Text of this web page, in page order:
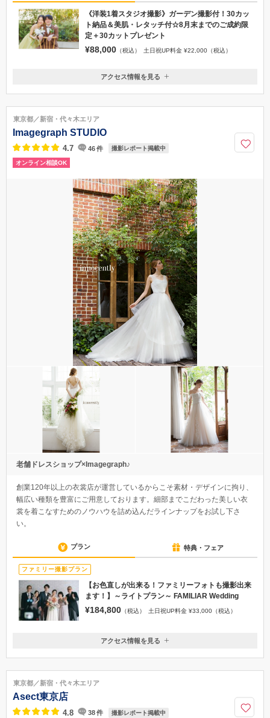
《洋装1着スタジオ撮影》ガーデン撮影付！30カッ
ト納品＆美肌・レタッチ付☆8月末までのご成約限
定＋30カットプレゼント
¥88,000 （税込） 土日祝UP料金 ¥22,000（税込）
東京都渋谷区恵比寿西2-10-10
恵比寿駅(2番出口) 徒歩4分 東急東横線 代官山駅(東口) 徒歩5分
050-1724-8585
アクセス情報を見る
東京都／新宿・代々木エリア
Imagegraph STUDIO
4.7 46件 撮影レポート掲載中
オンライン相談OK
老舗ドレスショップ×Imagegraph♪
創業120年以上の衣裳店が運営しているからこそ素材・デザインに拘り、
幅広い種類を豊富にご用意しております。細部までこだわった美しい衣
裳を着こなすためのノウハウを詰め込んだラインナップをお試し下さ
い。
プラン 特典・フェア
ファミリー撮影プラン
【お色直しが出来る！ファミリーフォトも撮影出来
ます！】～ライトプラン～ FAMILIAR Wedding
¥184,800 （税込） 土日祝UP料金 ¥33,000（税込）
東京都新宿区新宿2-5-3 AMビル Imagegraph STUDIO（５F受付）
03-6806-7806
アクセス情報を見る
東京都／新宿・代々木エリア
Asect東京店
4.8 38件 撮影レポート掲載中